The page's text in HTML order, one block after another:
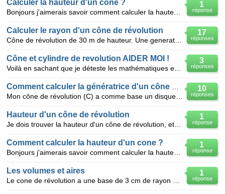
1
réponse
Calculer la hauteur d'un cone ?
17
réponses
Calculer le rayon d'un cône de révolution
3
réponses
Cône et cylindre de revolution AIDER MOI !
10
réponses
1
réponse
Hauteur d'un cône de révolution
1
réponse
Comment calculer la hauteur d'un cone ?
1
réponse
Les volumes et aires